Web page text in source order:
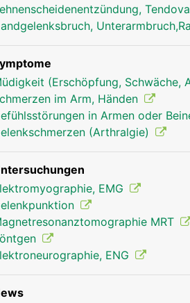
Handgelenk Frau
(Erschöpfung, Schwäche,
im Arm, Händen
in Armen oder
(Arthralgie)
EMG
MRT
ENG